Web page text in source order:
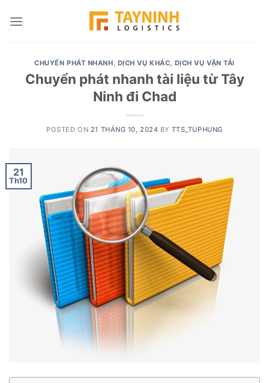
CHUYỂN PHÁT NHANH, DỊCH VỤ KHÁC, DỊCH VỤ VẬN TẢI
Chuyển phát nhanh tài liệu từ Tây
Ninh đi Chad
POSTED ON 21 THÁNG 10, 2024 BY TTS_TUPHUNG
21
Th10